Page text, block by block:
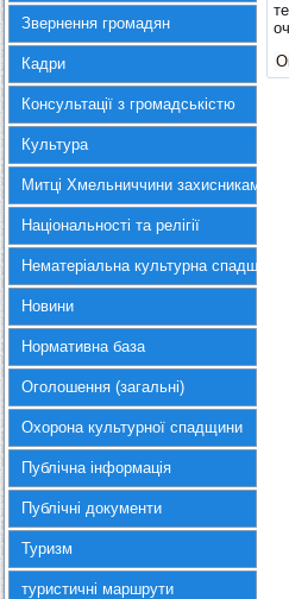
Звернення громадян
Кадри
Консультації з громадськістю
Культура
Митці Хмельниччини захисникам
Національності та релігії
Нематеріальна культурна спадщина
Новини
Нормативна база
Оголошення (загальні)
Охорона культурної спадщини
Публічна інформація
Публічні документи
Туризм
туристичні маршрути